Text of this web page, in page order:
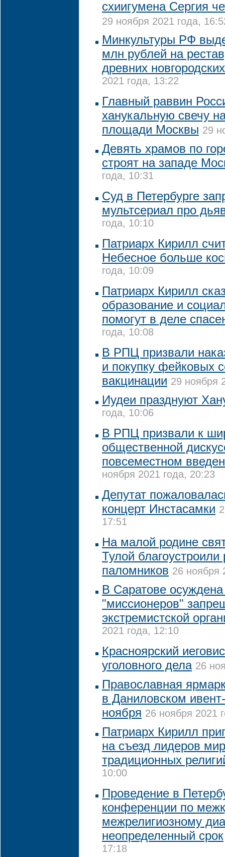
схиигумена Сергия
29 ноября 2021 года,
Минкультуры РФ
млн рублей на
древних
2021 года, 13:22
Главный раввин
ханукальную свечу
площади Москвы 29
Девять храмов по
строят на западе
года, 10:31
Суд в Петербурге
мультсериал про
года, 10:10
Патриарх Кирилл
Небесное больше
года, 10:09
Патриарх Кирилл
образование и
помогут в деле
года, 10:08
В РПЦ призвали
и покупку фейковых
вакцинации 29 ноября
Иудеи празднуют
года, 10:06
В РПЦ призвали к
общественной
повсеместном
ноября 2021 года, 20:23
Депутат
концерт Инстасамки
17:51
На малой родине
Тулой благоустроили
паломников 26 ноября
В Саратове осуждена
"миссионеров"
экстремистской
2021 года, 12:10
Красноярский
уголовного дела 26
Православная
в Даниловском
ноября 26 ноября 2021
Патриарх Кирилл
на съезд лидеров
традиционных
10:00
Проведение в
конференции по
межрелигиозному
неопределенный срок
17:18